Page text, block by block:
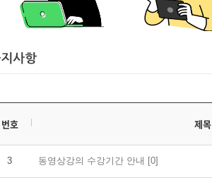
번호 제목
3 동영상강의 수강기간 안내 [0]